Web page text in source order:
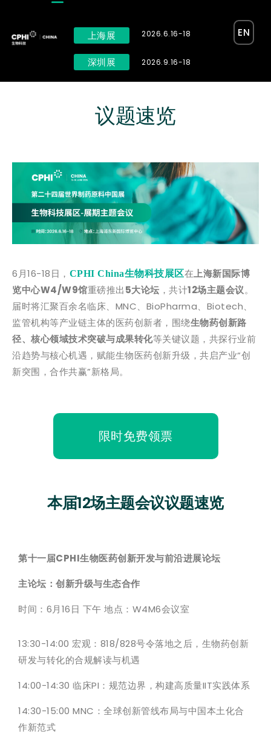
上海展
深圳展
2026.6.16-18
2026.9.16-18
EN
议题速览
6月16-18日， CPHI China生物科技展区在上海新国际博
览中心W4/W9馆重磅推出5大论坛 ，共计12场主题会议。
届时将汇聚百余名临床、MNC、BioPharma、Biotech、
监管机构等产业链主体的医药创新者，围绕生物药创新路
径、核心领域技术突破与成果转化等关键议题，共探行业前
沿趋势与核心机遇，赋能生物医药创新升级，共启产业“创
新突围，合作共赢”新格局。
限时免费领票
本届12场主题会议议题速览
第十一届CPHI生物医药创新开发与前沿进展论坛
主论坛：创新升级与生态合作
时间：6月16日 下午 地点：W4M6会议室
13:30-14:00 宏观：818/828号令落地之后，生物药创新
研发与转化的合规解读与机遇
14:00-14:30 临床PI：规范边界，构建高质量IIT实践体系
14:30-15:00 MNC：全球创新管线布局与中国本土化合
作新范式